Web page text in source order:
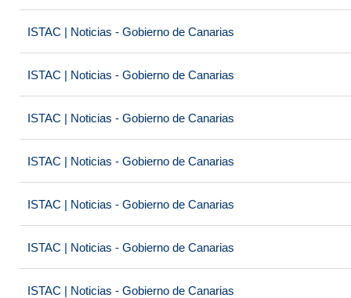
ISTAC | Noticias - Gobierno de Canarias
ISTAC | Noticias - Gobierno de Canarias
ISTAC | Noticias - Gobierno de Canarias
ISTAC | Noticias - Gobierno de Canarias
ISTAC | Noticias - Gobierno de Canarias
ISTAC | Noticias - Gobierno de Canarias
ISTAC | Noticias - Gobierno de Canarias